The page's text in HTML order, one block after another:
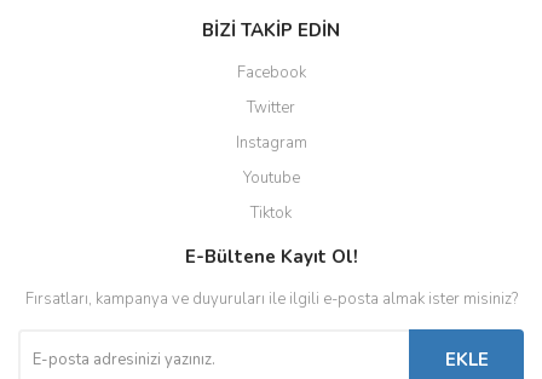
BİZİ TAKİP EDİN
Facebook
Twitter
Instagram
Youtube
Tiktok
E-Bültene Kayıt Ol!
Fırsatları, kampanya ve duyuruları ile ilgili e-posta almak ister misiniz?
EKLE